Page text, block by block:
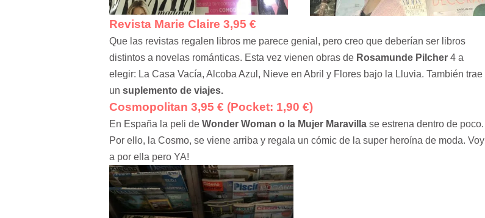
Revista Marie Claire 3,95 €
Que las revistas regalen libros me parece genial, pero creo que deberían ser libros
distintos a novelas románticas. Esta vez vienen obras de Rosamunde Pilcher4 a
elegir: La Casa Vacía, Alcoba Azul, Nieve en Abril y Flores bajo la Lluvia. También trae
un suplemento de viajes.
Cosmopolitan 3,95 € (Pocket: 1,90 €)
En España la peli de Wonder Woman o la Mujer Maravillase estrena dentro de poco.
Por ello, la Cosmo, se viene arriba y regala un cómic de la super heroína de moda. Voy
a por ella pero YA!